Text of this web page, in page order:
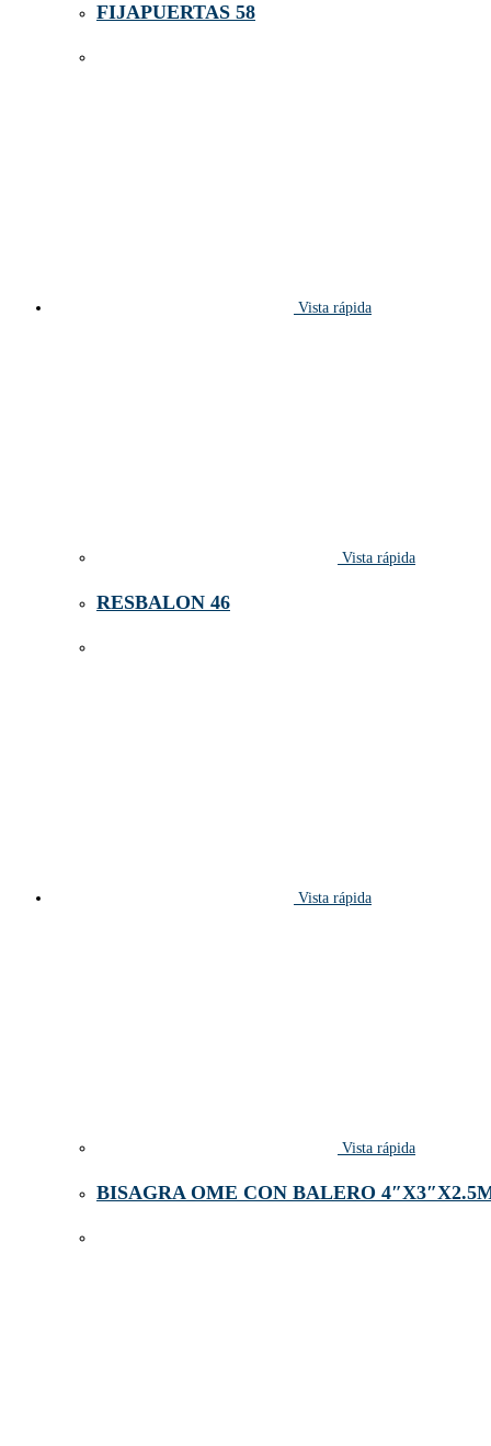
FIJAPUERTAS 58
Vista rápida
Vista rápida
RESBALON 46
Vista rápida
Vista rápida
BISAGRA OME CON BALERO